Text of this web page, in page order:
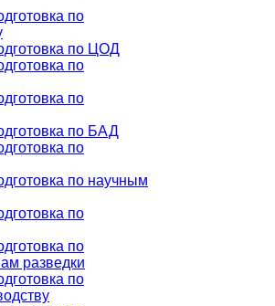
по
по ЦОД
по
по
по БАД
по
по научным
по
по
разведки
по